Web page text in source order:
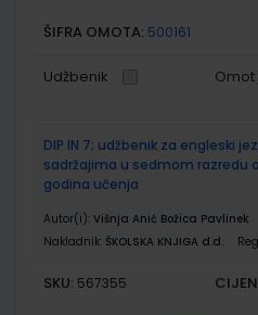
ŠIFRA OMOTA: 500161
Udžbenik Omot
DIP IN 7; udžbenik za engleski
sadržajima u sedmom razredu
godina učenja
Autor(i): Višnja Anić Božica Pavlinek
Nakladnik: ŠKOLSKA KNJIGA d.d.
SKU: 567355